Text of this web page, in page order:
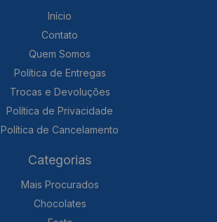
Início
Contato
Quem Somos
Política de Entregas
Trocas e Devoluções
Política de Privacidade
Política de Cancelamento
Categorias
Mais Procurados
Chocolates